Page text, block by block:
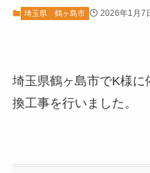
埼玉県 鶴ヶ島市 2026年1月7
埼玉県鶴ヶ島市でK様
換工事を行いました。